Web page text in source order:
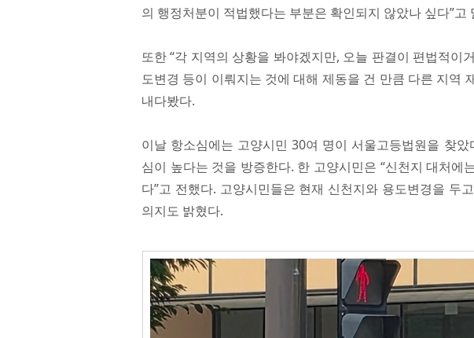
의 행정처분이 적법했다는 부분은 확인되지 않았나 싶다”고
또한 “각 지역의 상황을 봐야겠지만, 오늘 판결이 편법적이
도변경 등이 이뤄지는 것에 대해 제동을 건 만큼 다른 지역
내다봤다.
이날 항소심에는 고양시민 30여 명이 서울고등법원을 찾
심이 높다는 것을 방증한다. 한 고양시민은 “신천지 대처에
다”고 전했다. 고양시민들은 현재 신천지와 용도변경을 두
의지도 밝혔다.